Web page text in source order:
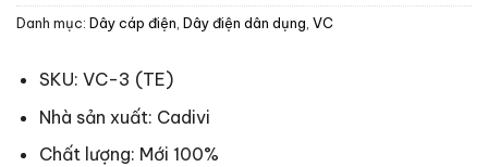
Danh mục: Dây cáp điện Dây điện dân dụng VC
SKU: VC-3 (TE)
Nhà sản xuất: Cadivi
Chất lượng: Mới 100%